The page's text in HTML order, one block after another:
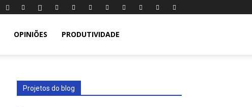
OPINIÕES PRODUTIVIDADE
Projetos do blog